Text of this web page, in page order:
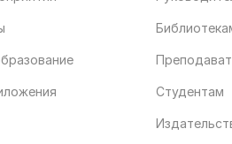
Студентам